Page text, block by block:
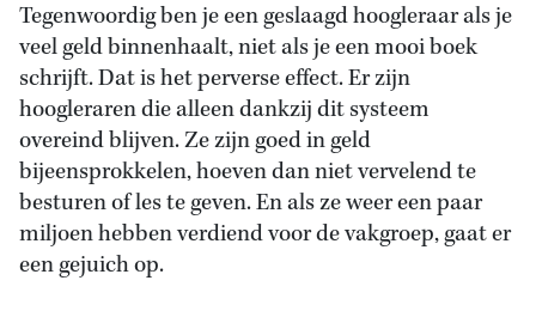
Tegenwoordig ben je een geslaagd hoogleraar als je
veel geld binnenhaalt, niet als je een mooi boek
schrijft. Dat is het perverse effect. Er zijn
hoogleraren die alleen dankzij dit systeem
overeind blijven. Ze zijn goed in geld
bijeensprokkelen, hoeven dan niet vervelend te
besturen of les te geven. En als ze weer een paar
miljoen hebben verdiend voor de vakgroep, gaat er
een gejuich op.